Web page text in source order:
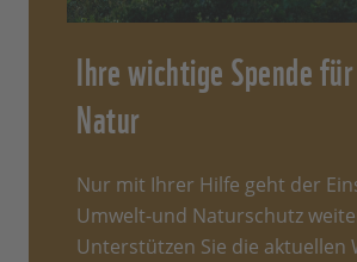
Ihre wichtige Spende
Natur
Nur mit Ihrer Hilfe geht der
Umwelt-und Naturschutz
Unterstützen Sie die aktuellen